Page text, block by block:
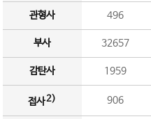
관형사 496
부사 32657
감탄사 1959
접사2) 906